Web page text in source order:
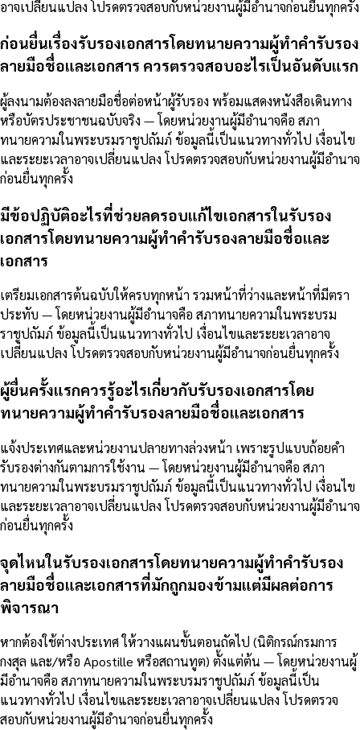
อาจเปลี่ยนแปลง โปรดตรวจสอบกับหน่วยงานผู้มีอำนาจก่อนยื่นทุกครั้ง
ก่อนยื่นเรื่องรับรองเอกสารโดยทนายความผู้ทำคำรับรอง
ลายมือชื่อและเอกสาร ควรตรวจสอบอะไรเป็นอันดับแรก
ผู้ลงนามต้องลงลายมือชื่อต่อหน้าผู้รับรอง พร้อมแสดงหนังสือเดินทาง
หรือบัตรประชาชนฉบับจริง — โดยหน่วยงานผู้มีอำนาจคือ สภา
ทนายความในพระบรมราชูปถัมภ์ ข้อมูลนี้เป็นแนวทางทั่วไป เงื่อนไข
และระยะเวลาอาจเปลี่ยนแปลง โปรดตรวจสอบกับหน่วยงานผู้มีอำนาจ
ก่อนยื่นทุกครั้ง
มีข้อปฏิบัติอะไรที่ช่วยลดรอบแก้ไขเอกสารในรับรอง
เอกสารโดยทนายความผู้ทำคำรับรองลายมือชื่อและ
เอกสาร
เตรียมเอกสารต้นฉบับให้ครบทุกหน้า รวมหน้าที่ว่างและหน้าที่มีตรา
ประทับ — โดยหน่วยงานผู้มีอำนาจคือ สภาทนายความในพระบรม
ราชูปถัมภ์ ข้อมูลนี้เป็นแนวทางทั่วไป เงื่อนไขและระยะเวลาอาจ
เปลี่ยนแปลง โปรดตรวจสอบกับหน่วยงานผู้มีอำนาจก่อนยื่นทุกครั้ง
ผู้ยื่นครั้งแรกควรรู้อะไรเกี่ยวกับรับรองเอกสารโดย
ทนายความผู้ทำคำรับรองลายมือชื่อและเอกสาร
แจ้งประเทศและหน่วยงานปลายทางล่วงหน้า เพราะรูปแบบถ้อยคำ
รับรองต่างกันตามการใช้งาน — โดยหน่วยงานผู้มีอำนาจคือ สภา
ทนายความในพระบรมราชูปถัมภ์ ข้อมูลนี้เป็นแนวทางทั่วไป เงื่อนไข
และระยะเวลาอาจเปลี่ยนแปลง โปรดตรวจสอบกับหน่วยงานผู้มีอำนาจ
ก่อนยื่นทุกครั้ง
จุดไหนในรับรองเอกสารโดยทนายความผู้ทำคำรับรอง
ลายมือชื่อและเอกสารที่มักถูกมองข้ามแต่มีผลต่อการ
พิจารณา
หากต้องใช้ต่างประเทศ ให้วางแผนขั้นตอนถัดไป (นิติกรณ์กรมการ
กงสุล และ/หรือ Apostille หรือสถานทูต) ตั้งแต่ต้น — โดยหน่วยงานผู้
มีอำนาจคือ สภาทนายความในพระบรมราชูปถัมภ์ ข้อมูลนี้เป็น
แนวทางทั่วไป เงื่อนไขและระยะเวลาอาจเปลี่ยนแปลง โปรดตรวจ
สอบกับหน่วยงานผู้มีอำนาจก่อนยื่นทุกครั้ง